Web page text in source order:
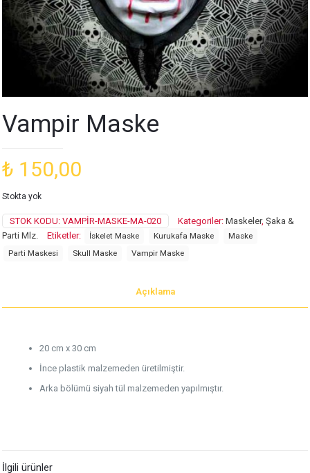
Vampir Maske
₺ 150,00
Stokta yok
STOK KODU: VAMPIR-MASKE-MA-020 Kategoriler: Maskeler, Şaka &
Parti Mlz.
Etiketler: İskelet Maske Kurukafa Maske
Maske
Parti Maskesi
Skull Maske Vampir Maske
Açıklama
20 cm x 30 cm
İnce plastik malzemeden üretilmiştir.
Arka bölümü siyah tül malzemeden yapılmıştır.
İlgili ürünler